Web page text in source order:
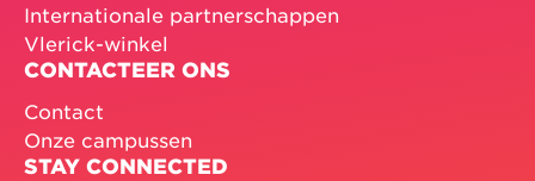
Internationale partnerschappen
Vlerick-winkel
CONTACTEER ONS
Contact
Onze campussen
STAY CONNECTED